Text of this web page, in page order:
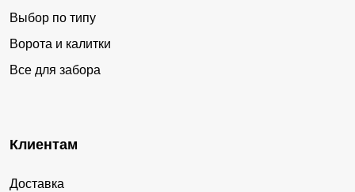
Выбор по типу
Ворота и калитки
Все для забора
Клиентам
Доставка